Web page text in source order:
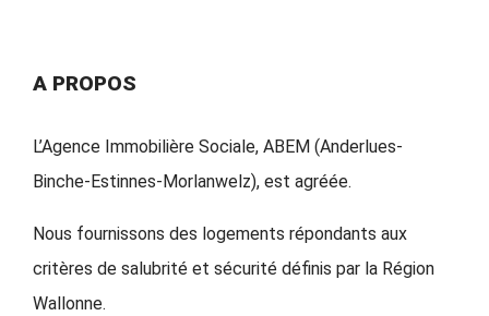
A PROPOS
L’Agence Immobilière Sociale, ABEM (Anderlues-
Binche-Estinnes-Morlanwelz), est agréée.
Nous fournissons des logements répondants aux
critères de salubrité et sécurité définis par la Région
Wallonne.